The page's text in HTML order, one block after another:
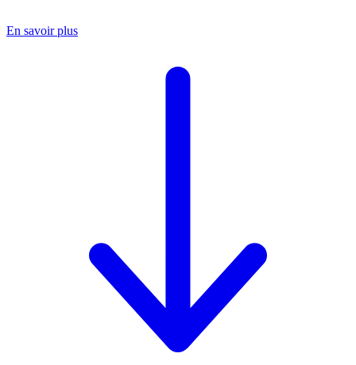
En savoir plus